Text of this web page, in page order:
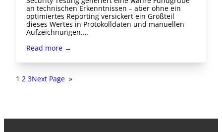
an technischen Erkenntnissen – aber ohne ein
optimiertes Reporting versickert ein Großteil
dieses Wertes in Protokolldaten und manuellen
Aufzeichnungen.…
Read more →
1 2 3Next Page »